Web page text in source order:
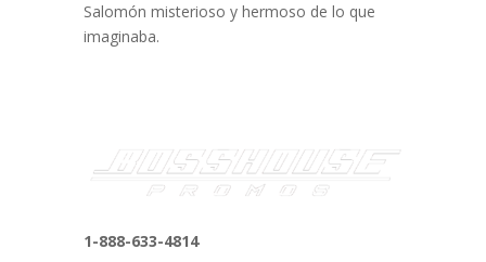
Salomón misterioso y hermoso de lo que
imaginaba.
1-888-633-4814